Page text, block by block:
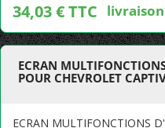
34,03 € TTC
ECRAN
POUR CHEVROLET
ECRAN MULTIFONCTIONS